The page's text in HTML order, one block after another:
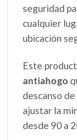
seguridad
cualquier
ubicación
Este
antiahogo
descanso
ajustar la
desde 90 a